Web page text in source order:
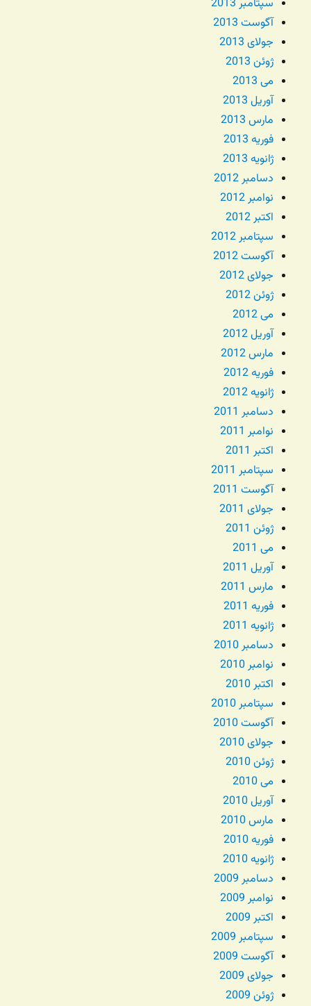
سپتامبر 2013
آگوست 2013
جولای 2013
ژوئن 2013
می 2013
آوریل 2013
مارس 2013
فوریه 2013
ژانویه 2013
دسامبر 2012
نوامبر 2012
اکتبر 2012
سپتامبر 2012
آگوست 2012
جولای 2012
ژوئن 2012
می 2012
آوریل 2012
مارس 2012
فوریه 2012
ژانویه 2012
دسامبر 2011
نوامبر 2011
اکتبر 2011
سپتامبر 2011
آگوست 2011
جولای 2011
ژوئن 2011
می 2011
آوریل 2011
مارس 2011
فوریه 2011
ژانویه 2011
دسامبر 2010
نوامبر 2010
اکتبر 2010
سپتامبر 2010
آگوست 2010
جولای 2010
ژوئن 2010
می 2010
آوریل 2010
مارس 2010
فوریه 2010
ژانویه 2010
دسامبر 2009
نوامبر 2009
اکتبر 2009
سپتامبر 2009
آگوست 2009
جولای 2009
ژوئن 2009